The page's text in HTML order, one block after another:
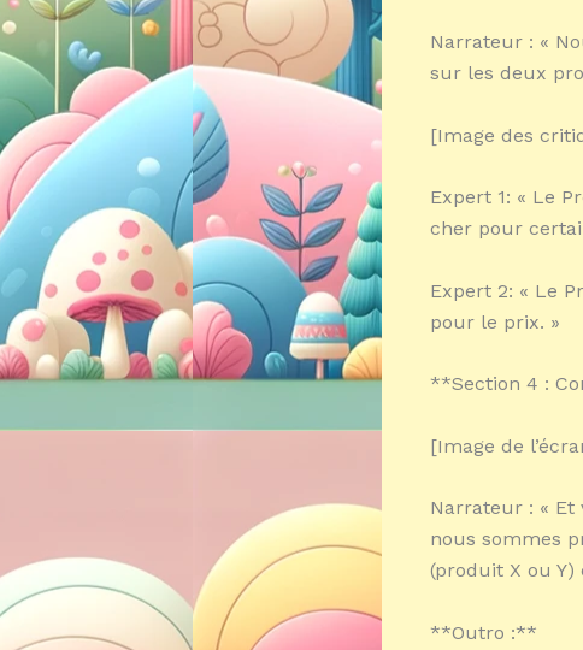
Narrateur : «
sur les deux
[Image des
Expert 1: « Le
cher pour
Expert 2: « Le
pour le prix. »
**Section 4 :
[Image de
Narrateur : « Et
nous sommes
(produit X ou
**Outro :**